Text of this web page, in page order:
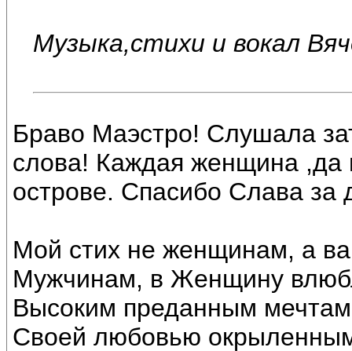
Музыка,стихи и вокал
Браво Маэстро! Слушала
слова! Каждая женщина ,да
острове. Спасибо Слава за
Мой стих не женщинам, а
Мужчинам, в Женщину
Высоким преданным
Своей любовью